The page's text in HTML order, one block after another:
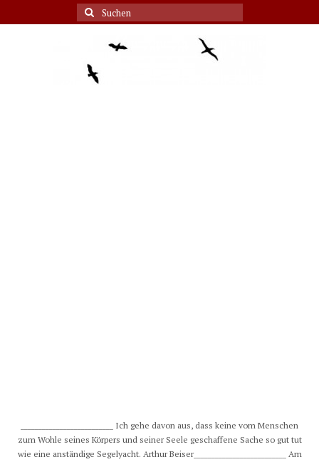
Suche
nach:
__________________________ Ich gehe davon aus, dass keine vom Menschen
zum Wohle seines Körpers und seiner Seele geschaffene Sache so gut tut
wie eine anständige Segelyacht. Arthur Beiser__________________________ Am